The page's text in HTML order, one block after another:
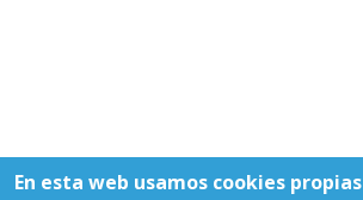
En esta web usamos cookies